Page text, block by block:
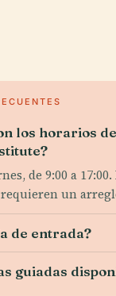
los horarios
de 9:00 a
un
de entrada?
guiadas